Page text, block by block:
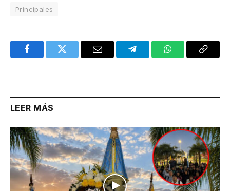
Principales
FacebookTwitter Email TelegramWhatsAppCopy
LEER MÁS